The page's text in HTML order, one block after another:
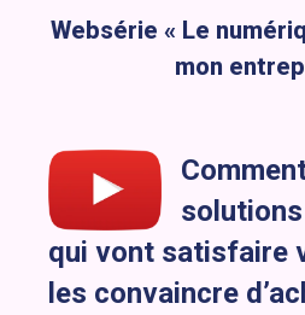
Websérie « Le
mon
solutions
qui vont satisfaire
les convaincre